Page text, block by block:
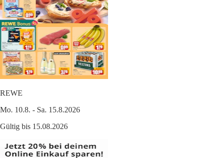
REWE
Mo. 10.8. - Sa. 15.8.2026
Gültig bis 15.08.2026